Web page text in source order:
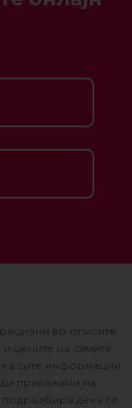
во описите
цените на самите
сите информации
прикажани на
дека се